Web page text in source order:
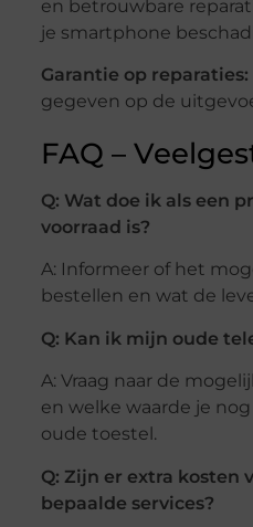
en betrouwbare
je smartphone
Garantie op reparaties:
gegeven op de
FAQ –
Q: Wat doe ik als een
voorraad is?
A: Informeer of het
bestellen en wat de
Q: Kan ik mijn oude
A: Vraag naar de
en welke waarde je
oude toestel.
Q: Zijn er extra kosten
bepaalde services?